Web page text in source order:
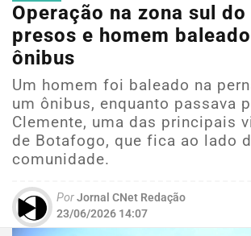
Operação na zona sul
presos e homem
ônibus
Um homem foi baleado na
um ônibus, enquanto passava
Clemente, uma das principais
de Botafogo, que fica ao lado
comunidade.
PorJornal CNet Redação
23/06/2026 14:07